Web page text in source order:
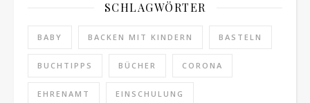
SCHLAGWÖRTER
BABY BACKEN MIT KINDERN BASTELN
BUCHTIPPS BÜCHER CORONA
EHRENAMT EINSCHULUNG